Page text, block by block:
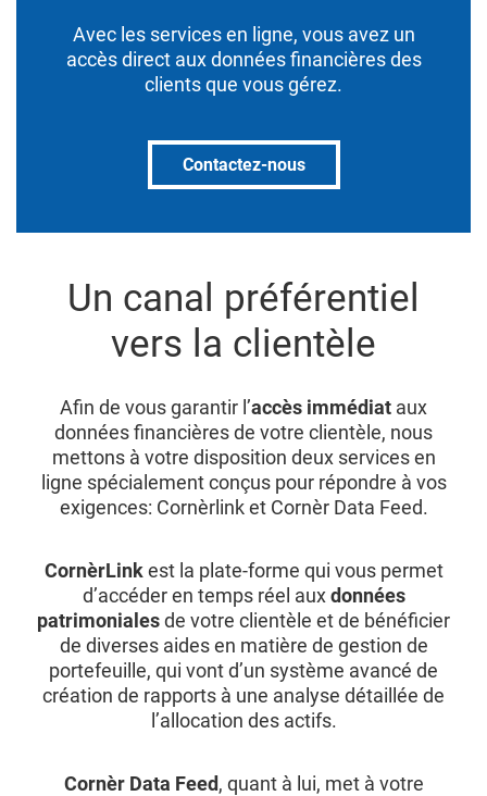
Avec les services en ligne, vous avez un
accès direct aux données financières des
clients que vous gérez.
Contactez-nous
Un canal préférentiel
vers la clientèle
Afin de vous garantir l’accès immédiat aux
données financières de votre clientèle, nous
mettons à votre disposition deux services en
ligne spécialement conçus pour répondre à vos
exigences: Cornèrlink et Cornèr Data Feed.
CornèrLinkest la plate-forme qui vous permet
d’accéder en temps réel auxdonnées
patrimonialesde votre clientèle et de bénéficier
de diverses aides en matière de gestion de
portefeuille, qui vont d’un système avancé de
création de rapports à une analyse détaillée de
l’allocation des actifs.
Cornèr Data Feed, quant à lui, met à votre